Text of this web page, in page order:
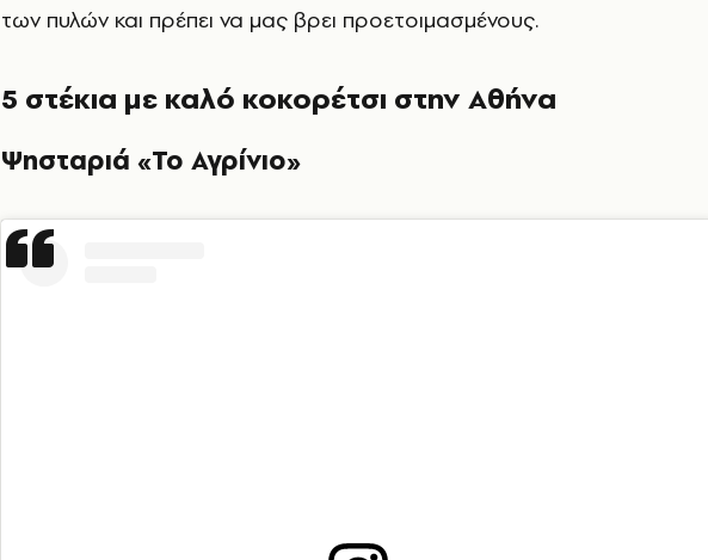
των πυλών και πρέπει να μας βρει προετοιμασμένους.
5 στέκια με καλό κοκορέτσι στην Αθήνα
Ψησταριά «Το Αγρίνιο»